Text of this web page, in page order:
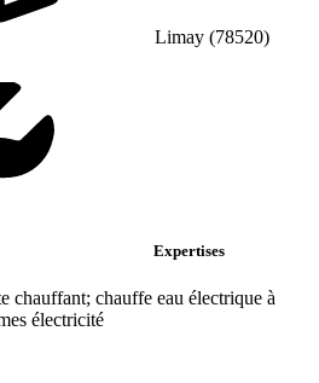
Limay (78520)
Expertises
chauffant; chauffe eau électrique à
électricité